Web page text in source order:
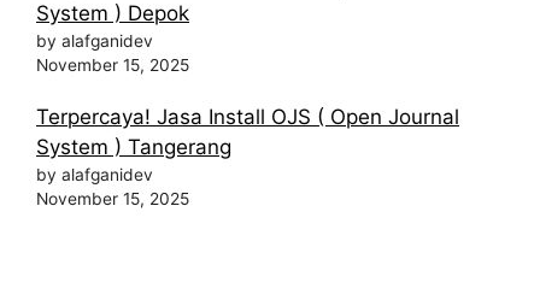
System ) Depok
by alafganidev
November 15, 2025
Terpercaya! Jasa Install OJS ( Open Journal
System ) Tangerang
by alafganidev
November 15, 2025